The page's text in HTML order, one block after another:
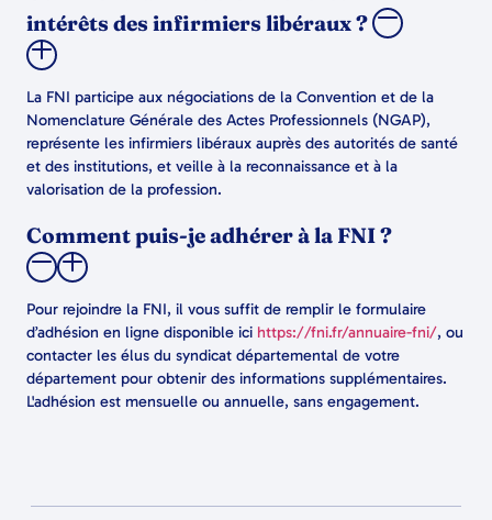
intérêts des infirmiers libéraux ?
La FNI participe aux négociations de la Convention et de la
Nomenclature Générale des Actes Professionnels (NGAP),
représente les infirmiers libéraux auprès des autorités de santé
et des institutions, et veille à la reconnaissance et à la
valorisation de la profession.
Comment puis-je adhérer à la FNI ?
Pour rejoindre la FNI, il vous suffit de remplir le formulaire
d’adhésion en ligne disponible ici https://fni.fr/annuaire-fni/, ou
contacter les élus du syndicat départemental de votre
département pour obtenir des informations supplémentaires.
L'adhésion est mensuelle ou annuelle, sans engagement.